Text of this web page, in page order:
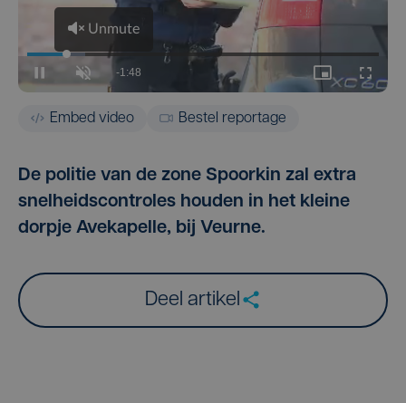
Embed video Bestel reportage
De politie van de zone Spoorkin zal extra
snelheidscontroles houden in het kleine
dorpje Avekapelle, bij Veurne.
Deel artikel